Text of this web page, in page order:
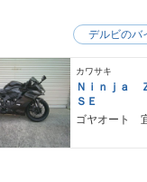
カワサキ
Ｎｉｎｊａ
ＳＥ
ゴヤオート
デルビのバ